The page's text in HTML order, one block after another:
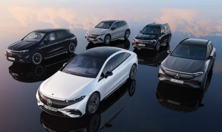
C-Klasse T-
Modell
C-Klasse T-
Modell All-
Terrain
E-Klasse T-
Modell
E-Klasse T-
Modell All-
Terrain